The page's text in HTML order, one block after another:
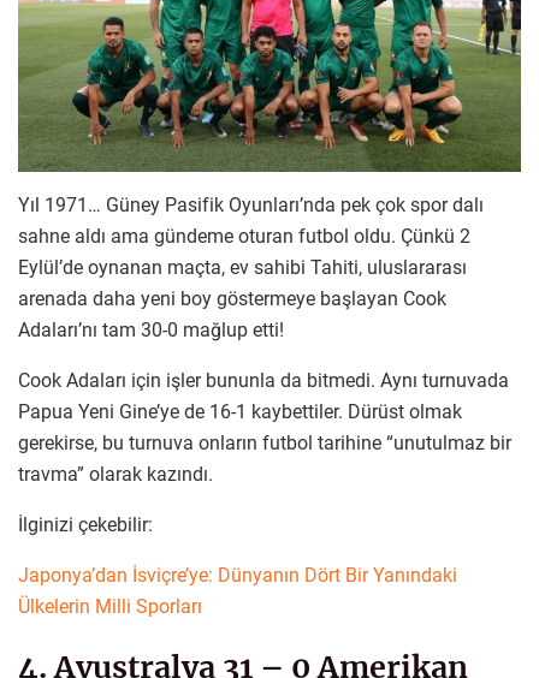
Yıl 1971… Güney Pasifik Oyunları’nda pek çok spor dalı
sahne aldı ama gündeme oturan futbol oldu. Çünkü 2
Eylül’de oynanan maçta, ev sahibi Tahiti, uluslararası
arenada daha yeni boy göstermeye başlayan Cook
Adaları’nı tam 30-0 mağlup etti!
Cook Adaları için işler bununla da bitmedi. Aynı turnuvada
Papua Yeni Gine’ye de 16-1 kaybettiler. Dürüst olmak
gerekirse, bu turnuva onların futbol tarihine “unutulmaz bir
travma” olarak kazındı.
İlginizi çekebilir:
Japonya’dan İsviçre’ye: Dünyanın Dört Bir Yanındaki
Ülkelerin Milli Sporları
4. Avustralya 31 – 0 Amerikan